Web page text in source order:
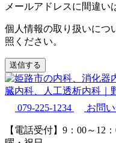
メールアドレスに間違い
個人情報の取り扱いにつ
照ください。
079-225-1234 お問
【電話受付】9：00～12